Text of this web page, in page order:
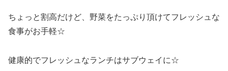
ちょっと割高だけど、野菜をたっぷり頂けてフレッシュな
食事がお手軽☆
健康的でフレッシュなランチはサブウェイに☆